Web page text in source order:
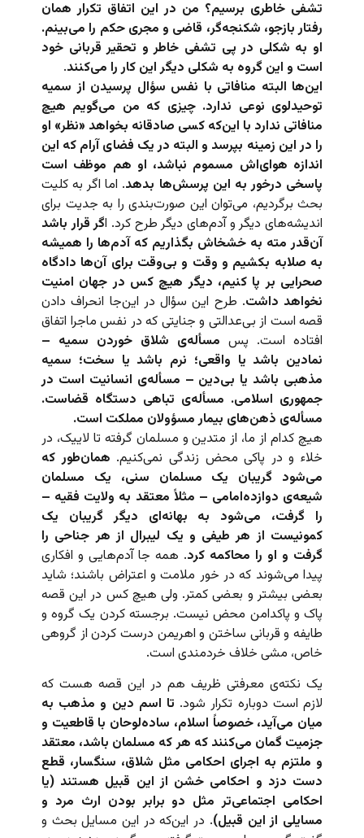
تشفی خاطری برسیم؟ من در این اتفاق تکرار همان
رفتار بازجو، شکنجه‌گر، قاضی و مجری حکم را می‌بینم.
او به شکلی در پی تشفی خاطر و تحقیر قربانی خود
است و این گروه به شکلی دیگر این کار را می‌کنند.
این‌ها البته منافاتی با نفس سؤال پرسیدن از سمیه
توحیدلوی نوعی ندارد. چیزی که من می‌گویم هیچ
منافاتی ندارد با این‌که کسی صادقانه بخواهد «نظر» او
را در این زمینه بپرسد و البته در یک فضای آرام که این‌
اندازه هوای‌اش مسموم نباشد، او هم موظف است
پاسخی درخور به این پرسش‌ها بدهد. اما اگر به کلیت
بحث برگردیم، می‌توان این صورت‌بندی را به جدیت برای
اندیشه‌های دیگر و آدم‌های دیگر طرح کرد. اگر قرار باشد
آن‌قدر مته به خشخاش بگذاریم که آدم‌ها را همیشه
به صلابه بکشیم و وقت و بی‌وقت برای آن‌ها دادگاه
صحرایی بر پا کنیم، دیگر هیچ کس در جهان امنیت
نخواهد داشت. طرح این سؤال در این‌جا انحراف دادن
قصه است از بی‌عدالتی و جنایتی که در نفس ماجرا اتفاق
افتاده است. پس مسأله‌ی شلاق خوردن سمیه –
نمادین باشد یا واقعی؛ نرم باشد یا سخت؛ سمیه
مذهبی باشد یا بی‌دین – مسأله‌ی انسانیت است در
جمهوری اسلامی. مسأله‌ی تباهی دستگاه قضاست.
مسأله‌ی ذهن‌های بیمار مسؤولان مملکت است.
هیچ کدام از ما، از متدین و مسلمان گرفته تا لاییک، در
خلاء و در پاکی محض زندگی نمی‌کنیم. همان‌طور که
می‌شود گریبان یک مسلمان سنی، یک مسلمان
شیعه‌ی دوازده‌امامی – مثلاً معتقد به ولایت فقیه –
را گرفت، می‌شود به بهانه‌ای دیگر گریبان یک
کمونیست از هر طیفی و یک لیبرال از هر جناحی را
گرفت و او را محاکمه کرد. همه جا آدم‌هایی و افکاری
پیدا می‌شوند که در خور ملامت و اعتراض باشند؛ شاید
بعضی بیشتر و بعضی کمتر. ولی هیچ کس در این قصه
پاک و پاکدامن محض نیست. برجسته کردن یک گروه و
طایفه و قربانی ساختن و اهریمن درست کردن از گروهی
خاص، مشی خلاف خردمندی است.
یک نکته‌ی معرفتی ظریف هم در این قصه هست که
لازم است دوباره تکرار شود. تا اسم دین و مذهب به
میان می‌آید، خصوصاً اسلام، ساده‌لوحان با قاطعیت و
جزمیت گمان می‌کنند که هر که مسلمان باشد، معتقد
و ملتزم به اجرای احکامی مثل شلاق، سنگسار، قطع
دست دزد و احکامی خشن از این قبیل هستند (یا
احکامی اجتماعی‌تر مثل دو برابر بودن ارث مرد و
مسایلی از این قبیل). در این‌که در این مسایل بحث و